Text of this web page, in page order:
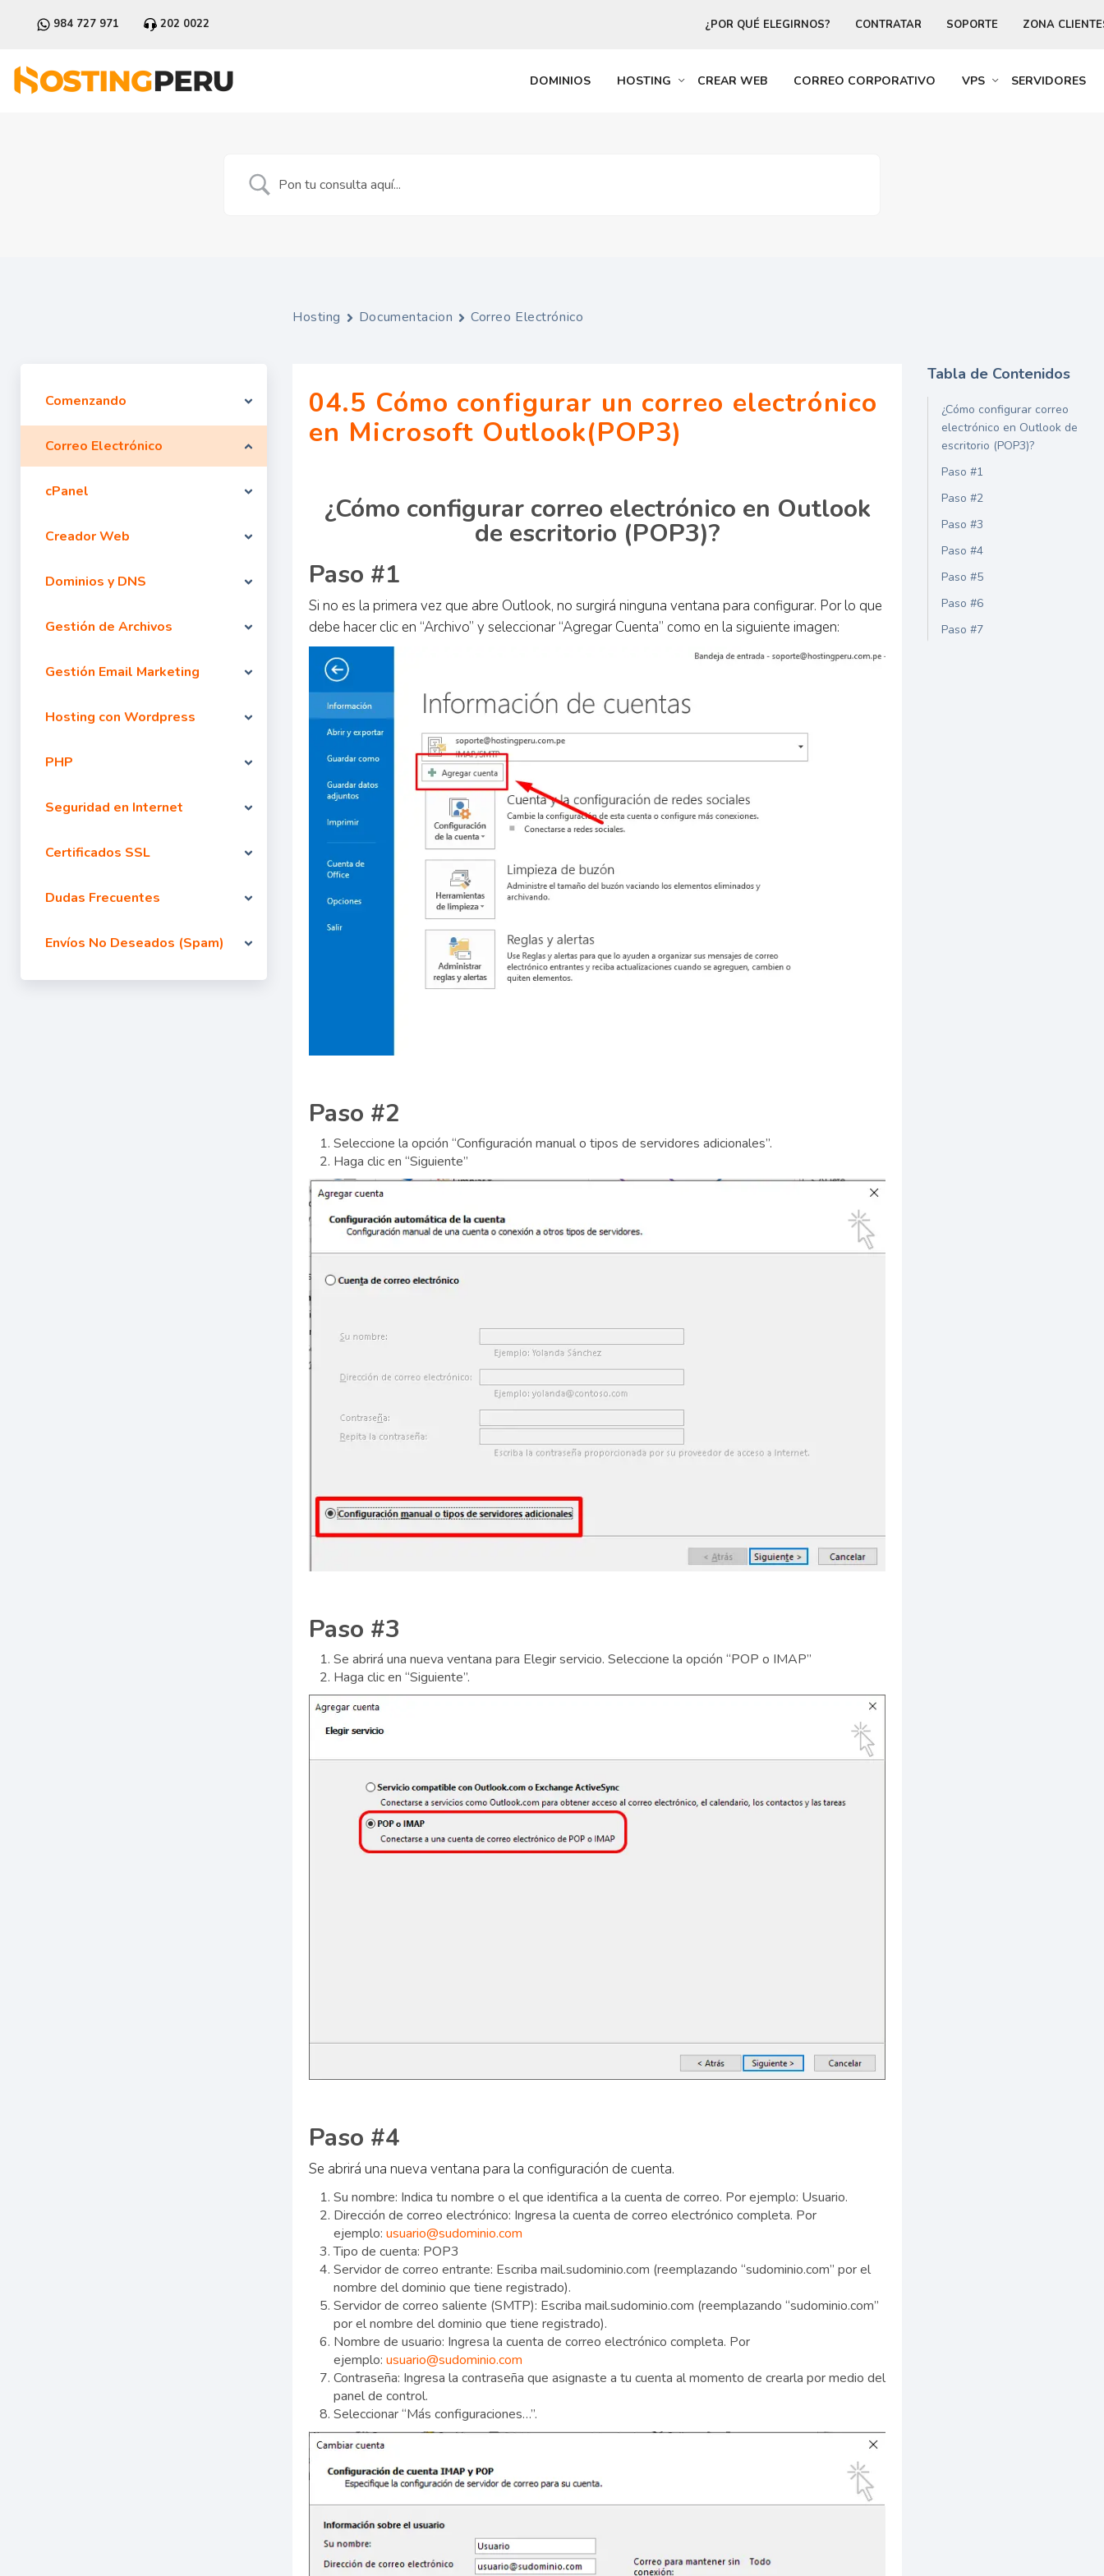
984 727 971 202 0022 ZONA
SOPORTE
CONTRATAR
¿POR QUÉ ELEGIRNOS?
DOMINIOS HOSTING CREAR WEB CORREO CORPORATIVO VPS SERVIDORES
Comenzando
Correo Electrónico
cPanel
Creador Web
Dominios y DNS
Gestión de Archivos
Gestión Email Marketing
Hosting con Wordpress
PHP
Seguridad en Internet
Certificados SSL
Dudas Frecuentes
Envíos No Deseados (Spam)
Hosting Documentacion Correo Electrónico
04.5 Cómo configurar un correo electrónico
en Microsoft Outlook(POP3)
¿Cómo configurar correo electrónico en Outlook
de escritorio (POP3)?
Paso #1
Si no es la primera vez que abre Outlook, no surgirá ninguna ventana para configurar. Por lo que
debe hacer clic en “Archivo” y seleccionar “Agregar Cuenta” como en la siguiente imagen:
Paso #2
Seleccione la opción “Configuración manual o tipos de servidores adicionales”.
Haga clic en “Siguiente”
Paso #3
Se abrirá una nueva ventana para Elegir servicio. Seleccione la opción “POP o IMAP”
Haga clic en “Siguiente”.
Paso #4
Se abrirá una nueva ventana para la configuración de cuenta.
Su nombre: Indica tu nombre o el que identifica a la cuenta de correo. Por ejemplo: Usuario.
Dirección de correo electrónico: Ingresa la cuenta de correo electrónico completa. Por
ejemplo: usuario@sudominio.com
Tipo de cuenta: POP3
Servidor de correo entrante: Escriba mail.sudominio.com (reemplazando “sudominio.com” por el
nombre del dominio que tiene registrado).
Servidor de correo saliente (SMTP): Escriba mail.sudominio.com (reemplazando “sudominio.com”
por el nombre del dominio que tiene registrado).
Nombre de usuario: Ingresa la cuenta de correo electrónico completa. Por
ejemplo: usuario@sudominio.com
Contraseña: Ingresa la contraseña que asignaste a tu cuenta al momento de crearla por medio del
panel de control.
Seleccionar “Más configuraciones…”.
Tabla de Contenidos
¿Cómo configurar correo
electrónico en Outlook de
escritorio (POP3)?
Paso #1
Paso #2
Paso #3
Paso #4
Paso #5
Paso #6
Paso #7